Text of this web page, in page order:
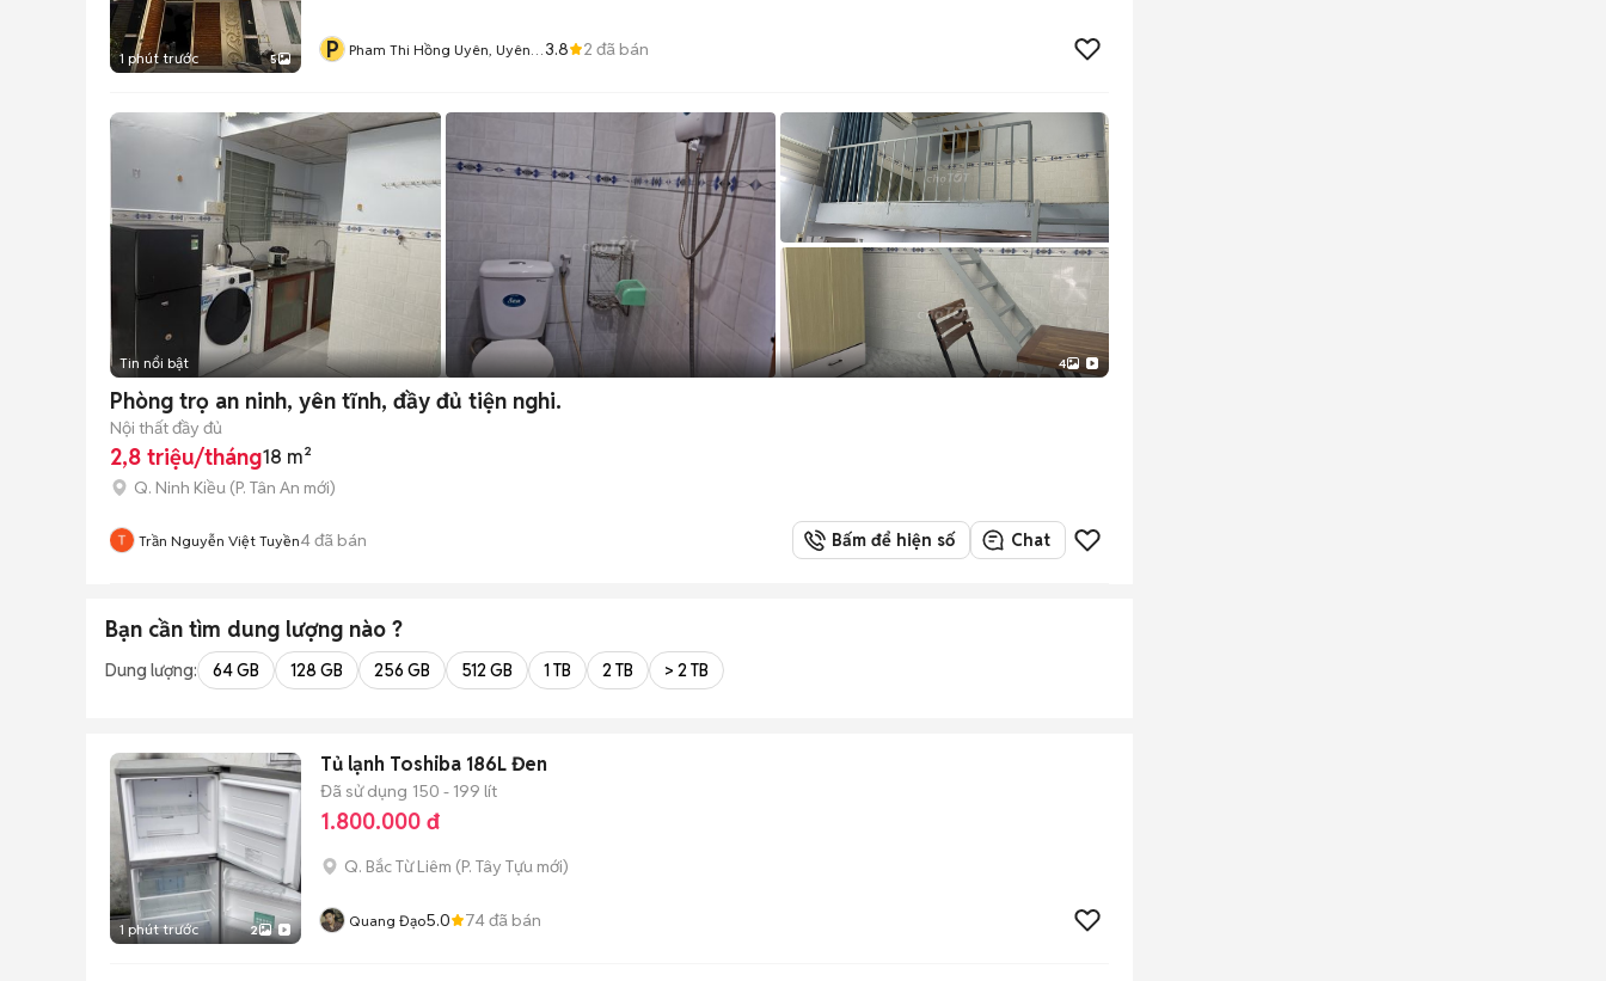
1 phút trước 5 P Pham Thi Hồng Uyên, Uyên
3.8 2 đã bán
Tin nổi bật 4
Phòng trọ an ninh, yên tĩnh, đầy đủ tiện nghi.
Nội thất đầy đủ
2,8 triệu/tháng18 m²
Q. Ninh Kiều (P. Tân An mới)
Trần Nguyễn Việt Tuyền4đã bán Bấm để hiện số Chat
Bạn cần tìm dung lượng nào ?
Dung lượng: 64 GB 128 GB 256 GB 512 GB 1 TB 2 TB > 2 TB
1 phút trước 2
Tủ lạnh Toshiba 186L Đen
Đã sử dụng 150 - 199 lít
1.800.000 đ
Q. Bắc Từ Liêm (P. Tây Tựu mới)
Quang Đạo5.0 74đã bán